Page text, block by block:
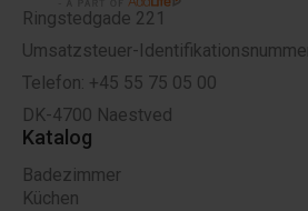
Ringstedgade 221
Umsatzsteuer-
Telefon: +45 55 75 05 00
DK-4700 Naestved
Katalog
Badezimmer
Küchen